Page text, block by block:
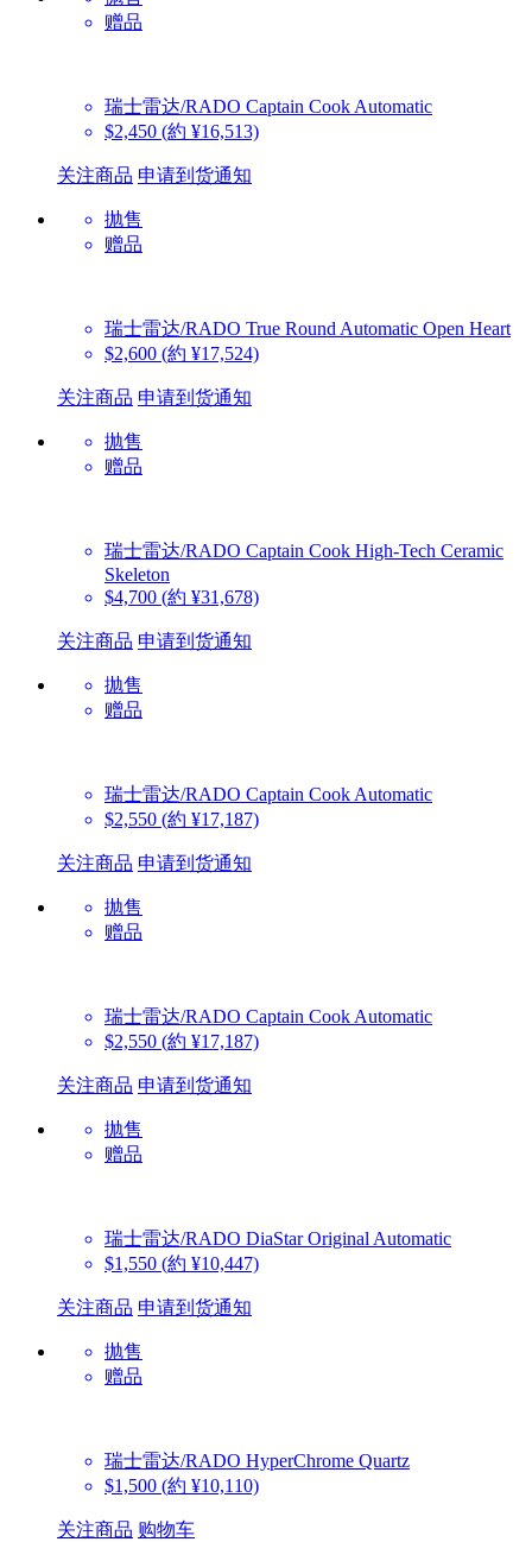
赠品
瑞士雷达/RADO Captain Cook Automatic
$2,450 (約 ¥16,513)
关注商品 申请到货通知
抛售
赠品
瑞士雷达/RADO True Round Automatic Open Heart
$2,600 (約 ¥17,524)
关注商品 申请到货通知
抛售
赠品
瑞士雷达/RADO Captain Cook High-Tech Ceramic
Skeleton
$4,700 (約 ¥31,678)
关注商品 申请到货通知
抛售
赠品
瑞士雷达/RADO Captain Cook Automatic
$2,550 (約 ¥17,187)
关注商品 申请到货通知
抛售
赠品
瑞士雷达/RADO Captain Cook Automatic
$2,550 (約 ¥17,187)
关注商品 申请到货通知
抛售
赠品
瑞士雷达/RADO DiaStar Original Automatic
$1,550 (約 ¥10,447)
关注商品 申请到货通知
抛售
赠品
瑞士雷达/RADO HyperChrome Quartz
$1,500 (約 ¥10,110)
关注商品 购物车